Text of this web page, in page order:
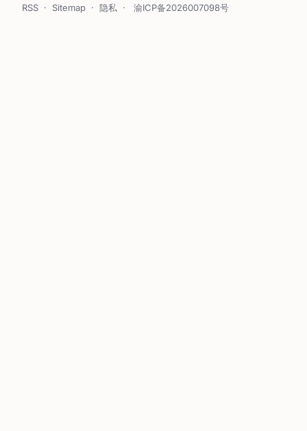
RSS · Sitemap · 隐私 · 渝ICP备2026007098号